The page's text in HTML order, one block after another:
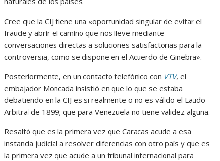
Cree que la CIJ tiene una «oportunidad singular de evitar el
fraude y abrir el camino que nos lleve mediante
conversaciones directas a soluciones satisfactorias para la
controversia, como se dispone en el Acuerdo de Ginebra».
Posteriormente, en un contacto telefónico con VTV, el
embajador Moncada insistió en que lo que se estaba
debatiendo en la CIJ es si realmente o no es válido el Laudo
Arbitral de 1899; que para Venezuela no tiene validez alguna.
Resaltó que es la primera vez que Caracas acude a esa
instancia judicial a resolver diferencias con otro país y que es
la primera vez que acude a un tribunal internacional para